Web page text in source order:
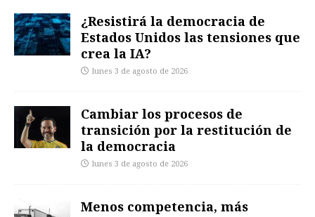
¿Resistirá la democracia de
Estados Unidos las tensiones que
crea la IA?
lunes 3 de agosto de 2026
Cambiar los procesos de
transición por la restitución de
la democracia
lunes 3 de agosto de 2026
Menos competencia, más